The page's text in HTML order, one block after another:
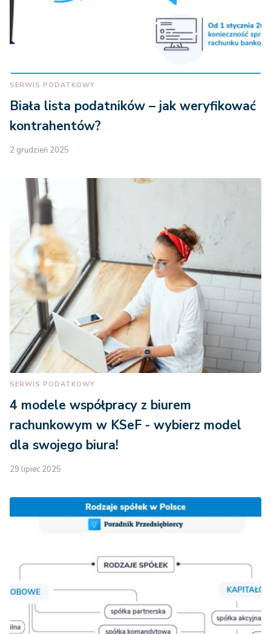
SERWIS PODATKOWY
Biała lista podatników – jak weryfikować
kontrahentów?
2 grudzień 2025
SERWIS PODATKOWY
4 modele współpracy z biurem
rachunkowym w KSeF - wybierz model
dla swojego biura!
29 lipiec 2025